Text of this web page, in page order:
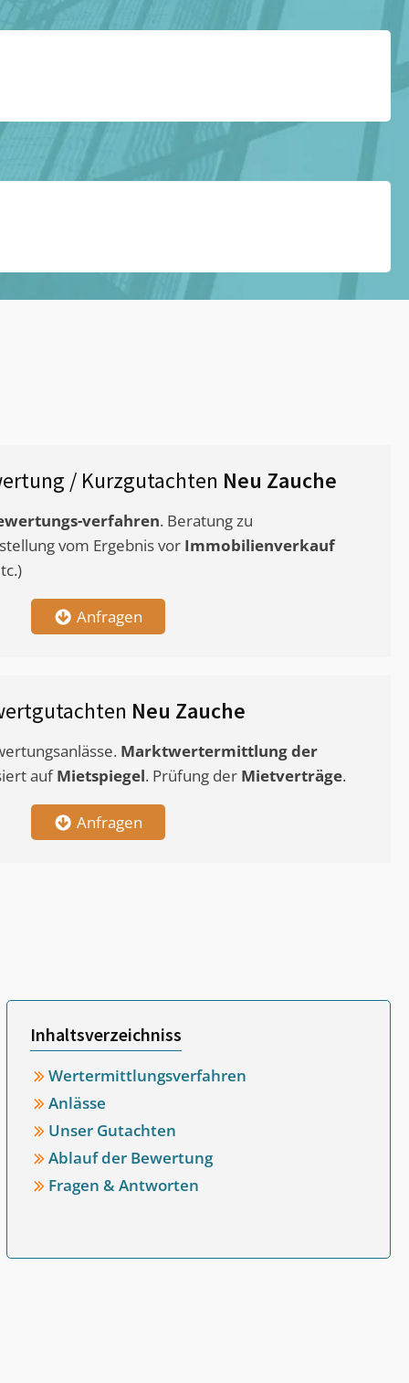
/ Kurzgutachten Neu Zauche
verfahren. Beratung zu
vom Ergebnis vor Immobilienverkauf
Anfragen
Neu Zauche
Marktwertermittlungder
aufMietspiegel. Prüfung der Mietverträge.
Anfragen
Inhaltsverzeichniss
Wertermittlungsverfahren
Anlässe
Unser Gutachten
Ablauf der Bewertung
Fragen & Antworten